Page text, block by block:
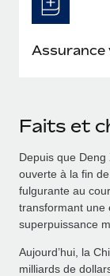
Assurance
Faits et
Depuis que
ouverte à la fin
fulgurante au
transformant une
superpuissance
Aujourd’hui, la
milliards de